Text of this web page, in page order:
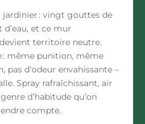
jardinier : vingt gouttes de
et ce mur
territoire neutre.
: même punition, même
pas d’odeur envahissante –
Spray rafraîchissant, air
d’habitude qu’on
compte.